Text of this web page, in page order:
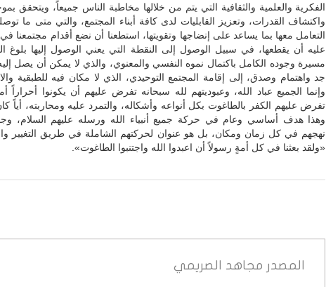
الفكرية والعلمية والثقافية التي يتم من خلالها مخاطبة الناس جميعاً، ويتحقق
واكتشاف القدرات، وتعزيز القابليات لدى كافة أبناء المجتمع، والتي متى ما
التعامل معها بما يساعد على إنضاجها وتقويتها، استطعنا أن نضع أقدام مجتمعنا
عليه أن يقطعها، في سبيل الوصول إلى النقطة التي يعني الوصول إليها بلوغ
مسيرة وجوده الكامل باكتمال نموه النفسي والمعنوي، والذي لا يمكن أن يصل
جد واهتمام وصدق، إلى إقامة المجتمع التوحيدي، الذي لا مكان فيه للطبقية
وإنما الجميع عباد الله، وعبوديتهم لله سبحانه تفرض عليهم أن يكونوا أحراراً
تفرض عليهم الكفر بالطاغوت بكل أنواعه وأشكاله، والتمرد عليه ومحاربته، أياً
وهذا هدف أساسي وعام في حركة جميع أنبياء الله ورسله عليهم السلام،
نهجهم في كل زمان ومكان، بل هو عنوان لحركتهم الشاملة في طريق التغيير
«ولقد بعثنا في كل أمةٍ رسولاً أن اعبدوا الله واجتنبوا الطاغوت».
المصدر مجاهد الصريمي